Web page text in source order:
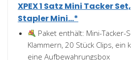
XPEX 1 Satz Mini Tacker
Stapler Mini...*
Paket enthält: Mini-Tacker-
Klammern, 20 Stück Clips, ein
eine Aufbewahrungsbox